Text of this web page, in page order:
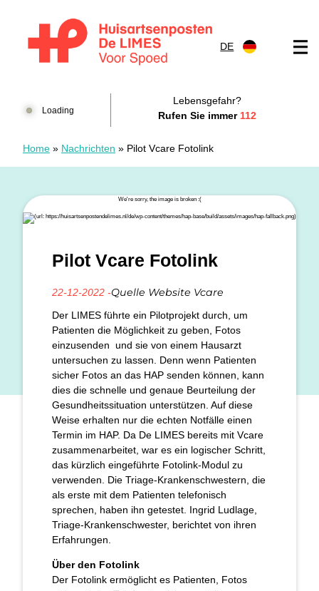
DE
Loading
Lebensgefahr?
Rufen Sie immer 112
Home » Nachrichten » Pilot Vcare Fotolink
Pilot Vcare Fotolink
22-12-2022 -Quelle Website Vcare
Der LIMES führte ein Pilotprojekt durch, um
Patienten die Möglichkeit zu geben, Fotos
einzusenden und sie von einem Hausarzt
untersuchen zu lassen. Denn wenn Patienten
sicher Fotos an das HAP senden können, kann
dies die schnelle und genaue Beurteilung der
Gesundheitssituation unterstützen. Auf diese
Weise erhalten nur die echten Notfälle einen
Termin im HAP. Da De LIMES bereits mit Vcare
zusammenarbeitet, war es ein logischer Schritt,
das kürzlich eingeführte Fotolink-Modul zu
verwenden. Die Triage-Krankenschwestern, die
als erste mit dem Patienten telefonisch
sprechen, haben ihn getestet. Ingrid Ludlage,
Triage-Krankenschwester, berichtet von ihren
Erfahrungen.
Über den Fotolink
Der Fotolink ermöglicht es Patienten, Fotos